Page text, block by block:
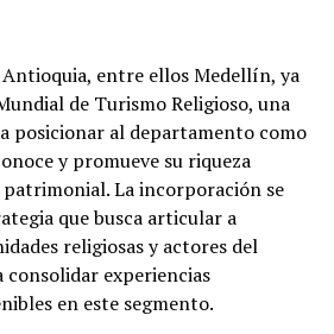
los intérpretes más versátiles que
Ya son cuatro décadas
entre ellos Medellín, ya
de Turismo Religioso, una
posicionar al departamento como
y promueve su riqueza
La incorporación se
que busca articular a
religiosas y actores del
experiencias
en este segmento.